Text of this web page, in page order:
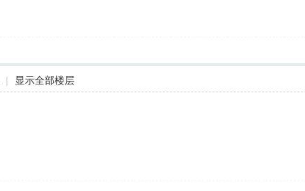
| 显示全部楼层